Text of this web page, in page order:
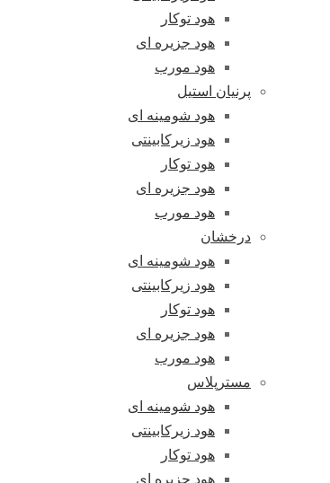
هود توکار
هود جزیره ای
هود مورب
پرنیان استیل
هود شومینه ای
هود زیرکابینتی
هود توکار
هود جزیره ای
هود مورب
درخشان
هود شومینه ای
هود زیرکابینتی
هود توکار
هود جزیره ای
هود مورب
مسترپلاس
هود شومینه ای
هود زیرکابینتی
هود توکار
هود جزیره ای